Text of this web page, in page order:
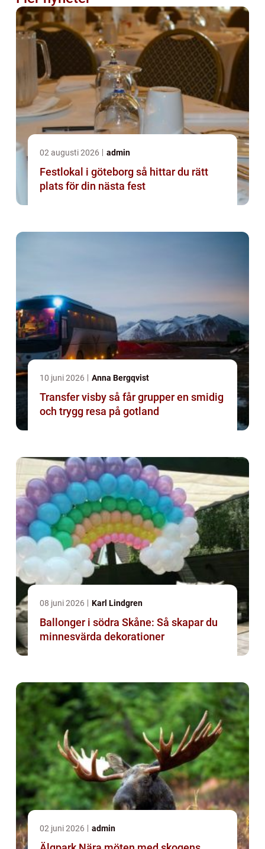
02 augusti 2026 admin
Festlokal i göteborg så hittar du rätt
plats för din nästa fest
10 juni 2026 Anna Bergqvist
Transfer visby så får grupper en smidig
och trygg resa på gotland
08 juni 2026 Karl Lindgren
Ballonger i södra Skåne: Så skapar du
minnesvärda dekorationer
02 juni 2026 admin